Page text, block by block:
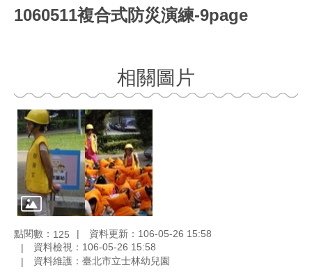
1060511複合式防災演練-9page
相關圖片
點閱數： 125
資料更新：106-05-26 15:58
資料檢視：106-05-26 15:58
資料維護：臺北市立士林幼兒園